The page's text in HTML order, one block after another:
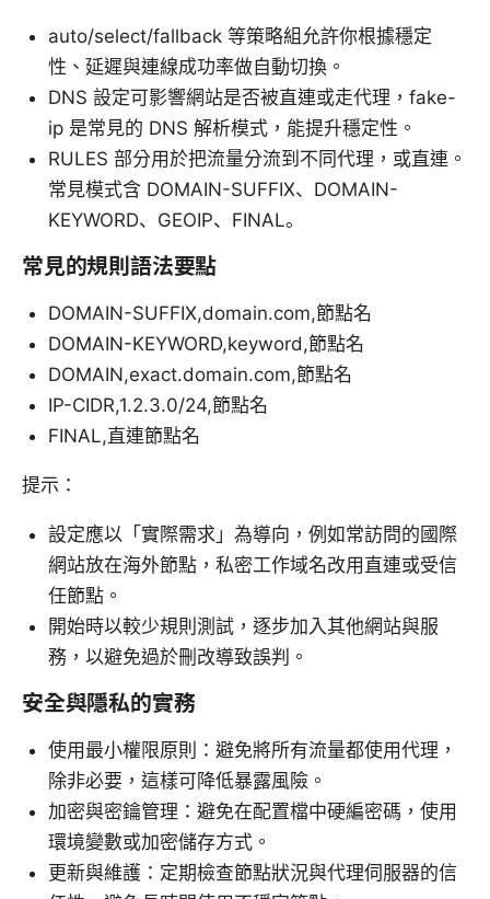
auto/select/fallback 等策略組允許你根據穩定
性、延遲與連線成功率做自動切換。
DNS 設定可影響網站是否被直連或走代理，fake-
ip 是常見的 DNS 解析模式，能提升穩定性。
RULES 部分用於把流量分流到不同代理，或直連。
常見模式含 DOMAIN-SUFFIX、DOMAIN-
KEYWORD、GEOIP、FINAL。
常見的規則語法要點
DOMAIN-SUFFIX,domain.com,節點名
DOMAIN-KEYWORD,keyword,節點名
DOMAIN,exact.domain.com,節點名
IP-CIDR,1.2.3.0/24,節點名
FINAL,直連節點名
提示：
設定應以「實際需求」為導向，例如常訪問的國際
網站放在海外節點，私密工作域名改用直連或受信
任節點。
開始時以較少規則測試，逐步加入其他網站與服
務，以避免過於刪改導致誤判。
安全與隱私的實務
使用最小權限原則：避免將所有流量都使用代理，
除非必要，這樣可降低暴露風險。
加密與密鑰管理：避免在配置檔中硬編密碼，使用
環境變數或加密儲存方式。
更新與維護：定期檢查節點狀況與代理伺服器的信